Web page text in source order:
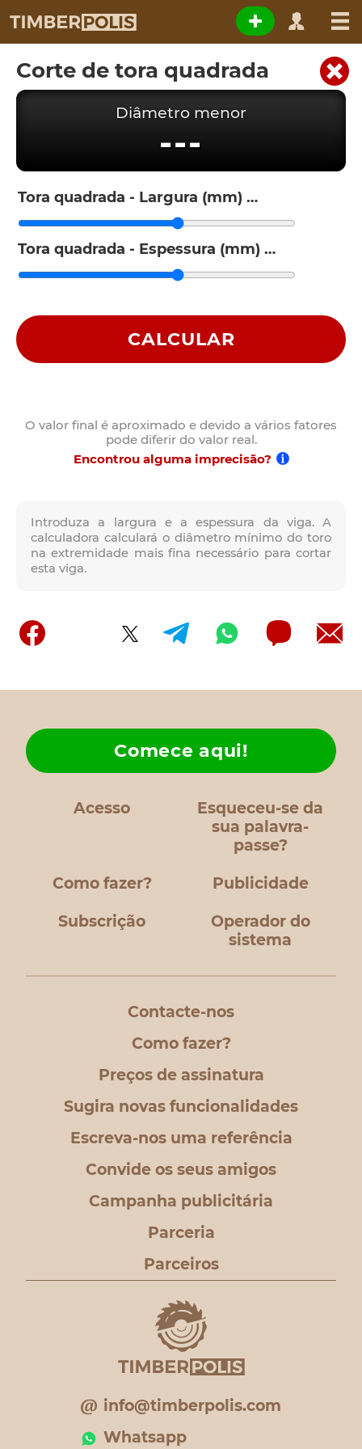
Corte de tora quadrada
Introduza a largura e a espessura da viga. A
calculadora calculará o diâmetro mínimo do toro
na extremidade mais fina necessário para cortar
esta viga.
Diâmetro menor
---
Tora quadrada - Largura (mm)
Tora quadrada - Espessura (mm)
CALCULAR
O valor final é aproximado e devido a vários fatores
pode diferir do valor real.
Encontrou alguma imprecisão?
Acesso
Esqueceu-se da
sua palavra-
passe?
Como fazer?
Comece aqui!
Publicidade
Subscrição
Operador do
sistema
Contacte-nos
Como fazer?
Preços de assinatura
Sugira novas funcionalidades
Escreva-nos uma referência
Convide os seus amigos
Campanha publicitária
Parceria
Parceiros
info@timberpolis.com
Whatsapp